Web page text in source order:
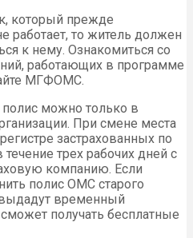
который прежде
работает, то житель должен
к нему. Ознакомиться со
работающих в программе
МГФОМС.
полис можно только в
При смене места
застрахованных по
трех рабочих дней с
компанию. Если
полис ОМС старого
временный
получать бесплатные